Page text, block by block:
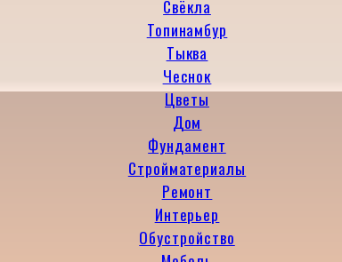
Свёкла
Топинамбур
Тыква
Чеснок
Цветы
Дом
Фундамент
Стройматериалы
Ремонт
Интерьер
Обустройство